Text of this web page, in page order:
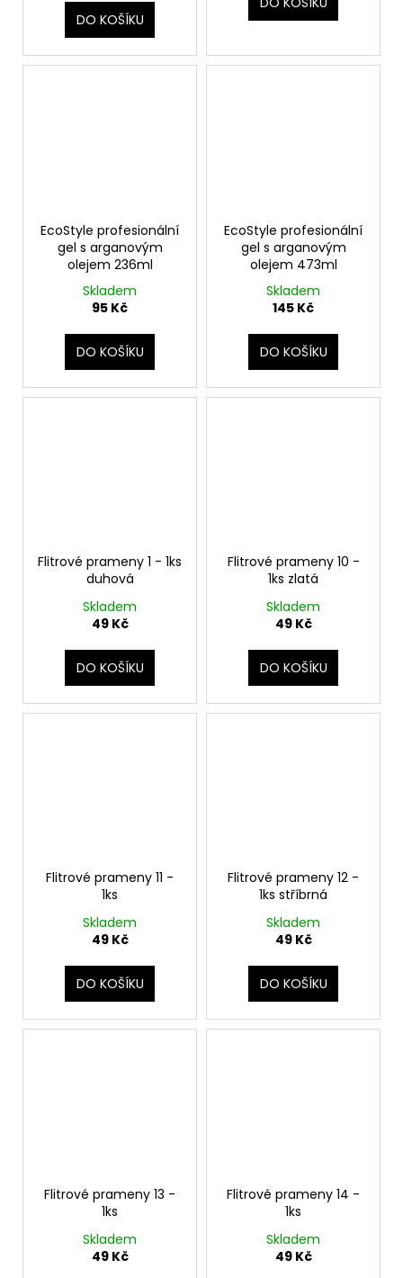
DO KOŠÍKU
EcoStyle profesionální
gel s arganovým
olejem 236ml
Skladem
95 Kč
DO KOŠÍKU
EcoStyle profesionální
gel s arganovým
olejem 473ml
Skladem
145 Kč
DO KOŠÍKU
Flitrové prameny 1 - 1ks
duhová
Skladem
49 Kč
DO KOŠÍKU
Flitrové prameny 10 -
1ks zlatá
Skladem
49 Kč
DO KOŠÍKU
Flitrové prameny 11 -
1ks
Skladem
49 Kč
DO KOŠÍKU
Flitrové prameny 12 -
1ks stříbrná
Skladem
49 Kč
DO KOŠÍKU
Flitrové prameny 13 -
1ks
Skladem
49 Kč
Flitrové prameny 14 -
1ks
Skladem
49 Kč